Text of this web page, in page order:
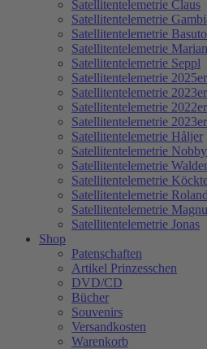
Satellitentelemetrie Claus
Satellitentelemetrie
Satellitentelemetrie Basuto
Satellitentelemetrie
Satellitentelemetrie Seppl
Satellitentelemetrie
Satellitentelemetrie
Satellitentelemetrie
Satellitentelemetrie
Satellitentelemetrie Håljer
Satellitentelemetrie Nobby
Satellitentelemetrie
Satellitentelemetrie
Satellitentelemetrie
Satellitentelemetrie
Satellitentelemetrie Jonas
Shop
Patenschaften
Artikel Prinzesschen
DVD/CD
Bücher
Souvenirs
Versandkosten
Warenkorb